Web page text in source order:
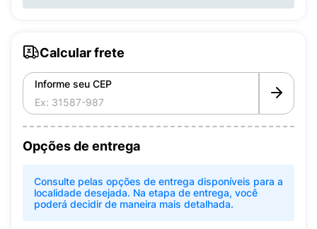
Calcular frete
Informe seu CEP
Opções de entrega
Consulte pelas opções de entrega disponíveis para a
localidade desejada. Na etapa de entrega, você
poderá decidir de maneira mais detalhada.